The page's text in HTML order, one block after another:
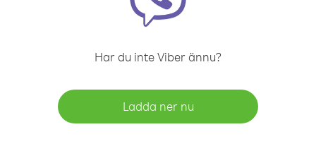
Har du inte Viber ännu?
Ladda ner nu